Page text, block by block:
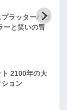
ラッターハウ
ーと笑いの冒
2100年の大
ョン